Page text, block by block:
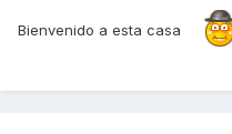
Bienvenido a esta casa